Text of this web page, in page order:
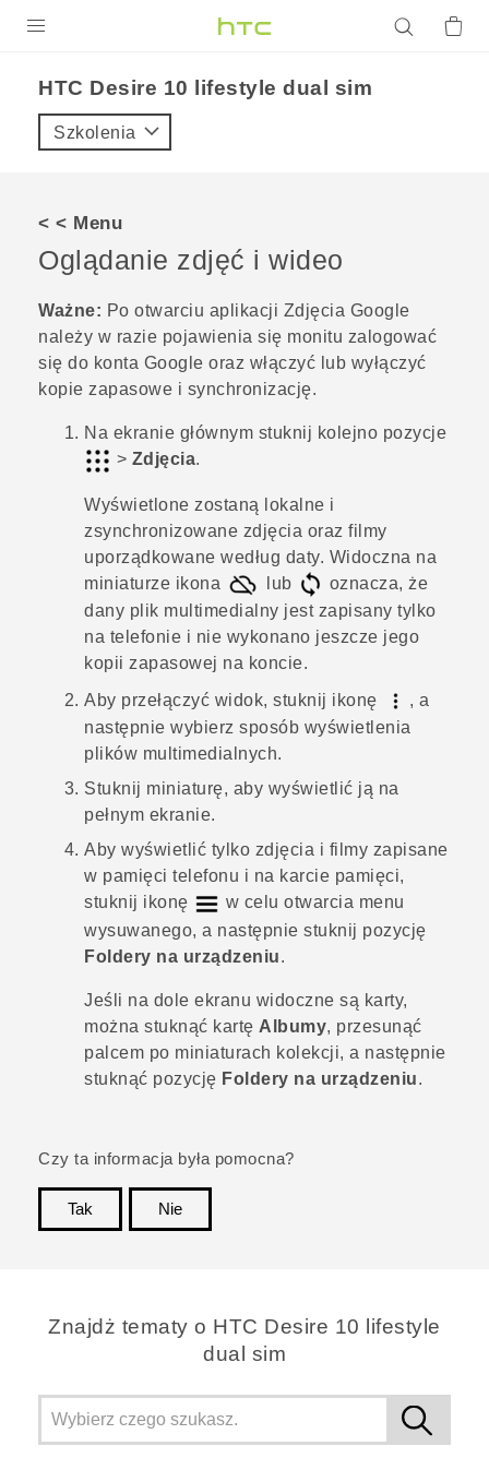
VIVE
POMOC TECHNICZNA
Urządzenia i akcesoria HTC
Zaloguj się
HTC Desire 10 lifestyle dual sim‎
Szkolenia
< < Menu
Oglądanie zdjęć i wideo
Ważne: Po otwarciu aplikacji Zdjęcia Google
należy w razie pojawienia się monitu zalogować
się do konta Google oraz włączyć lub wyłączyć
kopie zapasowe i synchronizację.
Na ekranie głównym stuknij kolejno pozycje
> Zdjęcia.
Wyświetlone zostaną lokalne i
zsynchronizowane zdjęcia oraz filmy
uporządkowane według daty. Widoczna na
miniaturze ikona
lub
oznacza, że
dany plik multimedialny jest zapisany tylko
na telefonie i nie wykonano jeszcze jego
kopii zapasowej na koncie.
Aby przełączyć widok, stuknij ikonę
, a
następnie wybierz sposób wyświetlenia
plików multimedialnych.
Stuknij miniaturę, aby wyświetlić ją na
pełnym ekranie.
Aby wyświetlić tylko zdjęcia i filmy zapisane
w pamięci telefonu i na karcie pamięci,
stuknij ikonę
w celu otwarcia menu
wysuwanego, a następnie stuknij pozycję
Foldery na urządzeniu.
Jeśli na dole ekranu widoczne są karty,
można stuknąć kartę Albumy, przesunąć
palcem po miniaturach kolekcji, a następnie
stuknąć pozycję Foldery na urządzeniu.
Czy ta informacja była pomocna?
Tak
Nie
Znajdż tematy o HTC Desire 10 lifestyle
dual sim